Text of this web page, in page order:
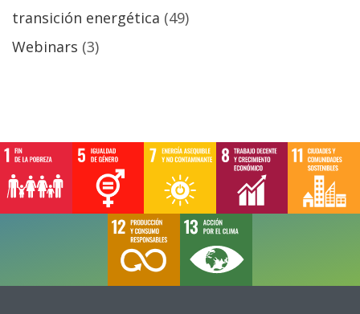
transición energética (49)
Webinars (3)